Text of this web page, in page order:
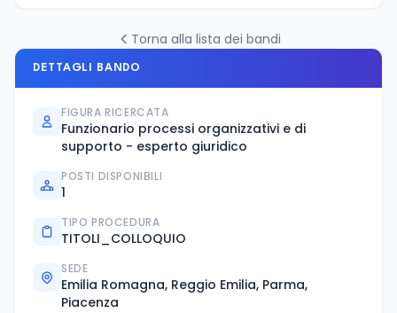
Torna alla lista dei bandi
DETTAGLI BANDO
FIGURA RICERCATA
Funzionario processi organizzativi e di
supporto - esperto giuridico
POSTI DISPONIBILI
1
TIPO PROCEDURA
TITOLI_COLLOQUIO
SEDE
Emilia Romagna, Reggio Emilia, Parma,
Piacenza